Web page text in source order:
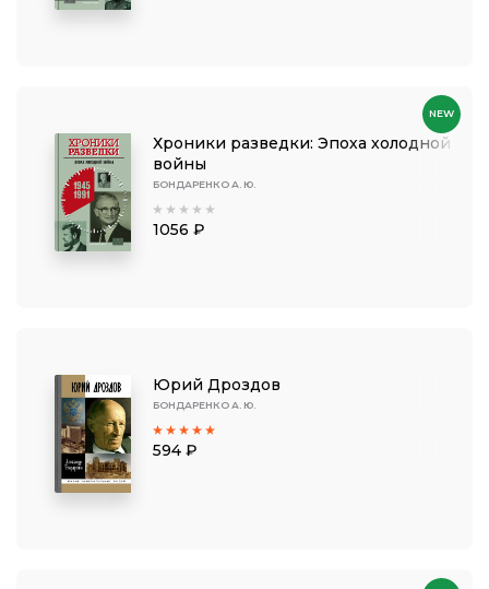
Хроники разведки: Эпоха холодной
войны
БОНДАРЕНКО А. Ю.
1056 ₽
NEW
Юрий Дроздов
БОНДАРЕНКО А. Ю.
594 ₽